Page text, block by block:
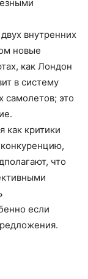
внутренних
новые
как Лондон
в систему
это
как критики
что
если